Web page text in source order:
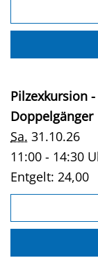
Pilzexkursion
Doppelgänger
Sa. 31.10.26
11:00 - 14:30
Entgelt: 24,00